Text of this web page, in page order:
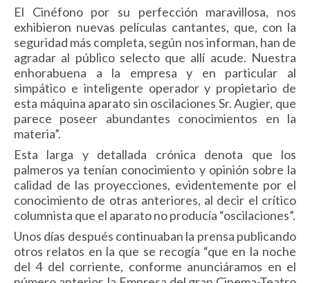
El Cinéfono por su perfección maravillosa, nos
exhibieron nuevas películas cantantes, que, con la
seguridad más completa, según nos informan, han de
agradar al público selecto que allí acude. Nuestra
enhorabuena a la empresa y en particular al
simpático e inteligente operador y propietario de
esta máquina aparato sin oscilaciones Sr. Augier, que
parece poseer abundantes conocimien­tos en la
materia”.
Esta larga y detallada crónica denota que los
palmeros ya tenían conocimiento y opinión sobre la
calidad de las proyeccio­nes, evidentemente por el
conocimiento de otras anteriores, al decir el crítico
columnista que el aparato no producía “oscila­ciones”.
Unos días después continuaban la prensa publicando
otros relatos en la que se recogía “que en la noche
del 4 del corrien­te, conforme anunciáramos en el